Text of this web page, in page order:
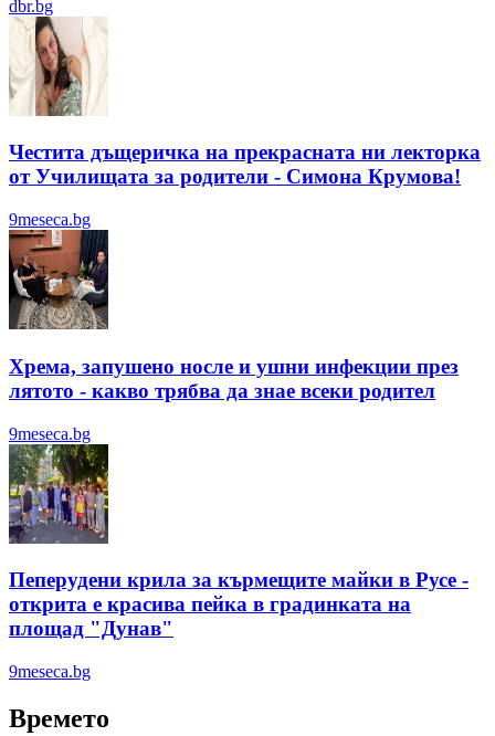
dbr.bg
Честита дъщеричка на прекрасната ни лекторка
от Училищата за родители - Симона Крумова!
9meseca.bg
Хрема, запушено носле и ушни инфекции през
лятотo - какво трябва да знае всеки родител
9meseca.bg
Пеперудени крила за кърмещите майки в Русе -
открита е красива пейка в градинката на
площад "Дунав"
9meseca.bg
Времето